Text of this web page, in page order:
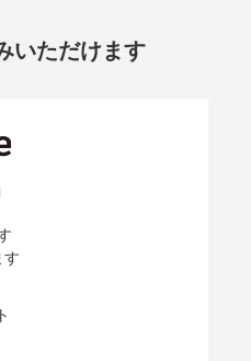
いただけます
す